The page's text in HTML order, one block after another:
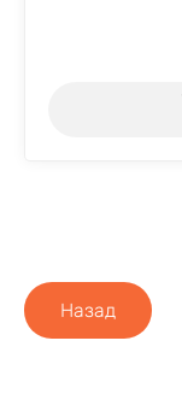
Назад